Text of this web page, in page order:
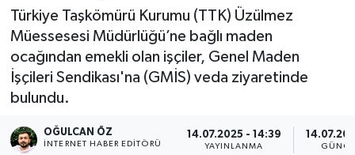
Türkiye Taşkömürü Kurumu (TTK) Üzülmez
Müessesesi Müdürlüğü’ne bağlı maden
ocağından emekli olan işçiler, Genel Maden
İşçileri Sendikası'na (GMİS) veda ziyaretinde
bulundu.
OĞULCAN ÖZ
İNTERNET HABER EDITÖRÜ
14.07.2025 - 14:39
YAYINLANMA
Bartın
Karabük
Haber Arşivi